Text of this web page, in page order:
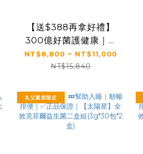
【送$388再拿好禮】
300億好菌護健康｜✅
正品保證｜【太陽星】
全效克菲爾益生菌雙效
格)
NT$8,800 ~ NT$11,000
NT$15,840
💪父親節限定